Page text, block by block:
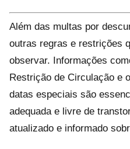
Além das multas por
outras regras e restrições
observar. Informações
Restrição de Circulação e
datas especiais são
adequada e livre de
atualizado e informado